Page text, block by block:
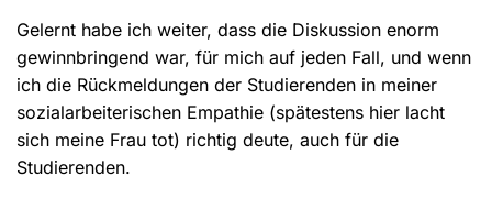
Gelernt habe ich weiter, dass die Diskussion enorm
gewinnbringend war, für mich auf jeden Fall, und wenn
ich die Rückmeldungen der Studierenden in meiner
sozialarbeiterischen Empathie (spätestens hier lacht
sich meine Frau tot) richtig deute, auch für die
Studierenden.